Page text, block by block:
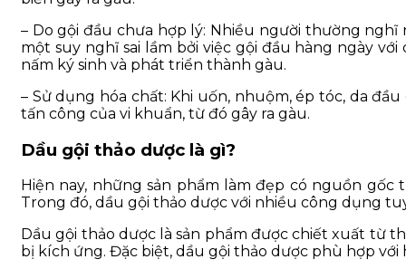
– Do gội đầu chưa hợp lý: Nhiều người thường
một suy nghĩ sai lầm bởi việc gội đầu hàng ngày
nấm ký sinh và phát triển thành gàu.
– Sử dụng hóa chất: Khi uốn, nhuộm, ép tóc, da
tấn công của vi khuẩn, từ đó gây ra gàu.
Dầu gội thảo dược là gì?
Hiện nay, những sản phẩm làm đẹp có nguồn
Trong đó, dầu gội thảo dược với nhiều công dụng
Dầu gội thảo dược là sản phẩm được chiết xuất từ
bị kích ứng. Đặc biệt, dầu gội thảo dược phù hợp với